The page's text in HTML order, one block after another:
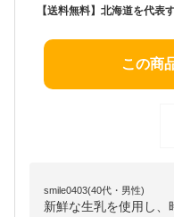
この商
smile0403(40代・男性)
新鮮な生乳を使用し